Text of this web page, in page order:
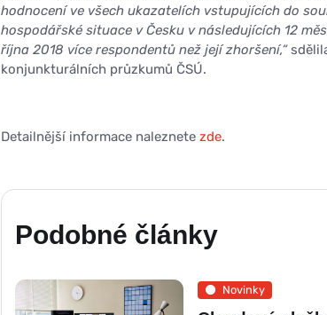
hodnocení ve všech ukazatelích vstupujících do
hospodářské situace v Česku v následujících 12
října 2018 více respondentů než její zhoršení,“
konjunkturálních průzkumů ČSÚ.
Detailnější informace naleznete zde.
Podobné články
Novinky